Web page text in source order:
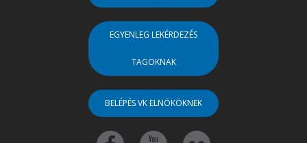
EGYENLEG LEKÉRDEZÉS
TAGOKNAK
BELÉPÉS VK ELNÖKÖKNEK